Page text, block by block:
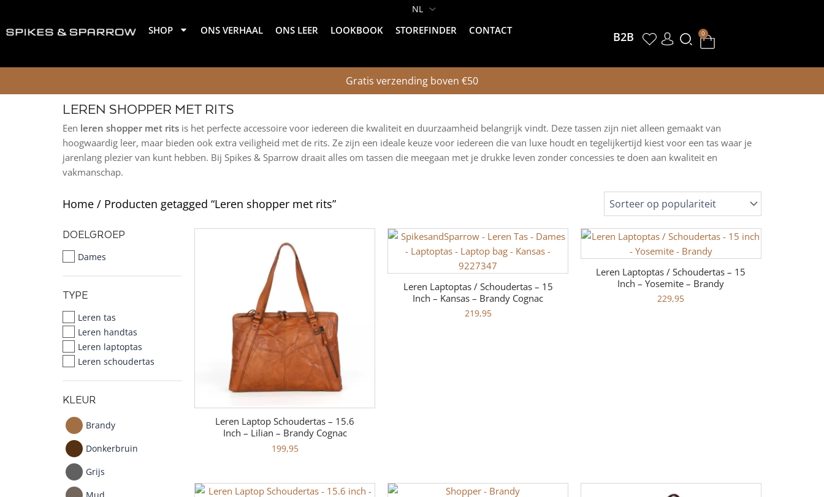
de
SHOP ONS VERHAAL ONS LEER LOOKBOOK STOREFINDER CONTACT B2B 0
Winkelwagen
Gratis verzending boven €50
LEREN SHOPPER MET RITS
Een leren shopper met rits is het perfecte accessoire voor iedereen die kwaliteit en duurzaamheid belangrijk vindt. Deze tassen zijn niet alleen gemaakt van
hoogwaardig leer, maar bieden ook extra veiligheid met de rits. Ze zijn een ideale keuze voor iedereen die van luxe houdt en tegelijkertijd kiest voor een tas waar je
jarenlang plezier van kunt hebben. Bij Spikes & Sparrow draait alles om tassen die meegaan met je drukke leven zonder concessies te doen aan kwaliteit en
vakmanschap.
Home / Producten getagged “Leren shopper met rits”
DOELGROEP
Dames
TYPE
Leren tas
Leren handtas
Leren laptoptas
Leren schoudertas
KLEUR
Brandy
Donkerbruin
Grijs
Mud
Leren Laptop Schoudertas – 15.6
Inch – Lilian – Brandy Cognac
199,95
Leren Laptoptas / Schoudertas – 15
Inch – Kansas – Brandy Cognac
219,95
Leren Laptoptas / Schoudertas – 15
Inch – Yosemite – Brandy
229,95